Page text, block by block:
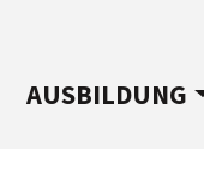
AUSBILDUNG